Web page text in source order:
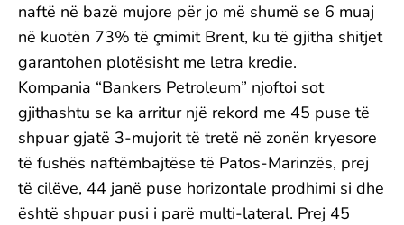
naftë në bazë mujore për jo më shumë se 6 muaj
në kuotën 73% të çmimit Brent, ku të gjitha shitjet
garantohen plotësisht me letra kredie.
Kompania “Bankers Petroleum” njoftoi sot
gjithashtu se ka arritur një rekord me 45 puse të
shpuar gjatë 3-mujorit të tretë në zonën kryesore
të fushës naftëmbajtëse të Patos-Marinzës, prej
të cilëve, 44 janë puse horizontale prodhimi si dhe
është shpuar pusi i parë multi-lateral. Prej 45